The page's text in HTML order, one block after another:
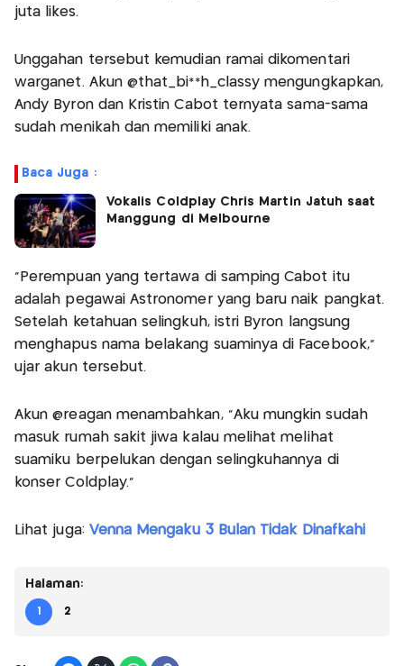
juta likes.
Unggahan tersebut kemudian ramai dikomentari
warganet. Akun @that_bi**h_classy mengungkapkan,
Andy Byron dan Kristin Cabot ternyata sama-sama
sudah menikah dan memiliki anak.
Baca Juga :
Vokalis Coldplay Chris Martin Jatuh saat
Manggung di Melbourne
“Perempuan yang tertawa di samping Cabot itu
adalah pegawai Astronomer yang baru naik pangkat.
Setelah ketahuan selingkuh, istri Byron langsung
menghapus nama belakang suaminya di Facebook,”
ujar akun tersebut.
Akun @reagan menambahkan, “Aku mungkin sudah
masuk rumah sakit jiwa kalau melihat melihat
suamiku berpelukan dengan selingkuhannya di
konser Coldplay.”
Lihat juga: Venna Mengaku 3 Bulan Tidak Dinafkahi
Halaman:
1 2